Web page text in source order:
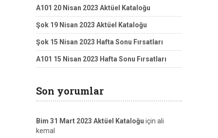
A101 20 Nisan 2023 Aktüel Kataloğu
Şok 19 Nisan 2023 Aktüel Kataloğu
Şok 15 Nisan 2023 Hafta Sonu Fırsatları
A101 15 Nisan 2023 Hafta Sonu Fırsatları
Son yorumlar
Bim 31 Mart 2023 Aktüel Kataloğu için ali
kemal